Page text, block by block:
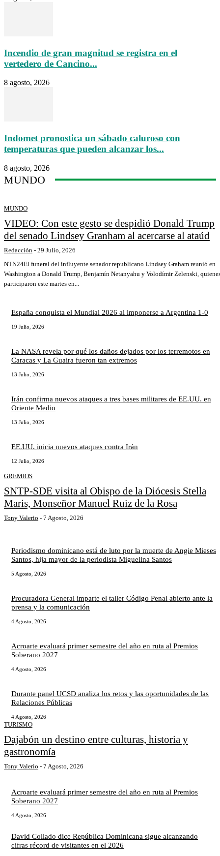
Incendio de gran magnitud se registra en el
vertedero de Cancino...
8 agosto, 2026
Indomet pronostica un sábado caluroso con
temperaturas que pueden alcanzar los...
8 agosto, 2026
MUNDO
MUNDO
VIDEO: Con este gesto se despidió Donald Trump
del senado Lindsey Granham al acercarse al ataúd
Redacción - 29 Julio, 2026
NTN24El funeral del influyente senador republicano Lindsey Graham reunió en
Washington a Donald Trump, Benjamín Netanyahu y Volodímir Zelenski,
participaron este martes en...
España conquista el Mundial 2026 al imponerse a Argentina 1-0
19 Julio, 2026
La NASA revela por qué los daños dejados por los terremotos en
Caracas y La Guaira fueron tan extremos
13 Julio, 2026
Irán confirma nuevos ataques a tres bases militares de EE.UU. en
Oriente Medio
13 Julio, 2026
EE.UU. inicia nuevos ataques contra Irán
12 Julio, 2026
GREMIOS
SNTP-SDE visita al Obispo de la Diócesis Stella
Maris, Monseñor Manuel Ruiz de la Rosa
Tony Valerio - 7 Agosto, 2026
Periodismo dominicano está de luto por la muerte de Angie Mieses
Santos, hija mayor de la periodista Miguelina Santos
5 Agosto, 2026
Procuradora General imparte el taller Código Penal abierto ante la
prensa y la comunicación
4 Agosto, 2026
Acroarte evaluará primer semestre del año en ruta al Premios
Soberano 2027
4 Agosto, 2026
Durante panel UCSD analiza los retos y las oportunidades de las
Relaciones Públicas
4 Agosto, 2026
TURISMO
Dajabón un destino entre culturas, historia y
gastronomía
Tony Valerio - 7 Agosto, 2026
Acroarte evaluará primer semestre del año en ruta al Premios
Soberano 2027
4 Agosto, 2026
David Collado dice República Dominicana sigue alcanzando
cifras récord de visitantes en el 2026